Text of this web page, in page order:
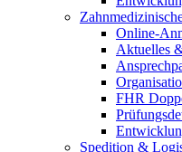
Online-
Aktuelles
FHR
Spedition &